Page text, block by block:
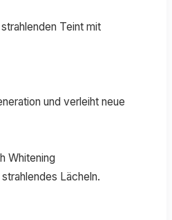
Teint mit
und verleiht neue
Whitening
Lächeln.